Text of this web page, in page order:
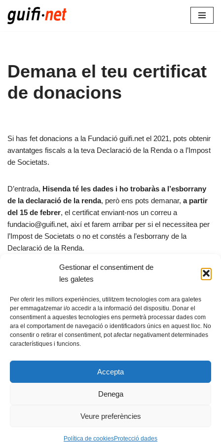
Gestionar el consentiment de
les galetes
Per oferir les millors experiències, utilitzem tecnologies com ara galetes
per emmagatzemar i/o accedir a la informació del dispositiu. Donar el
consentiment a aquestes tecnologies ens permetrà processar dades com
ara el comportament de navegació o identificadors únics en aquest lloc. No
consentir o retirar el consentiment, pot afectar negativament determinades
característiques i funcions.
Accepta
Denega
Veure preferències
Política de cookiesProtecció dades
Vés
Demana el teu certificat
de donacions
Si has fet donacions a la Fundació guifi.net el 2021, pots obtenir
avantatges fiscals a la teva Declaració de la Renda o a l’Impost
de Societats.
D’entrada, Hisenda té les dades i ho trobaràs a l’esborrany
de la declaració de la renda, però ens pots demanar, a partir
del 15 de febrer, el certificat enviant-nos un correu a
fundacio@guifi.net, així et farem arribar per si el necessitea per
l’Impost de Societats o no et constés a l’esborrany de la
Declaració de la Renda.
a
c
e
b
k
E
ail
C
o
m
p
ar
© Fundació guifi.net -Privadesa i avís legal
Escoles Antigues, 08503 Gurb, fundacio@guifi.net